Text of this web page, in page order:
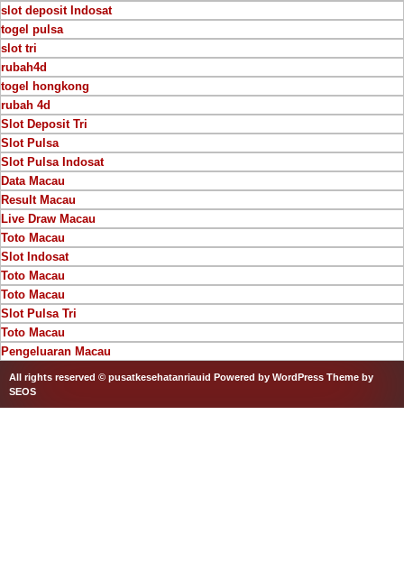
slot deposit Indosat
togel pulsa
slot tri
rubah4d
togel hongkong
rubah 4d
Slot Deposit Tri
Slot Pulsa
Slot Pulsa Indosat
Data Macau
Result Macau
Live Draw Macau
Toto Macau
Slot Indosat
Toto Macau
Toto Macau
Slot Pulsa Tri
Toto Macau
Pengeluaran Macau
All rights reserved © pusatkesehatanriauid Powered by WordPress Theme by
SEOS